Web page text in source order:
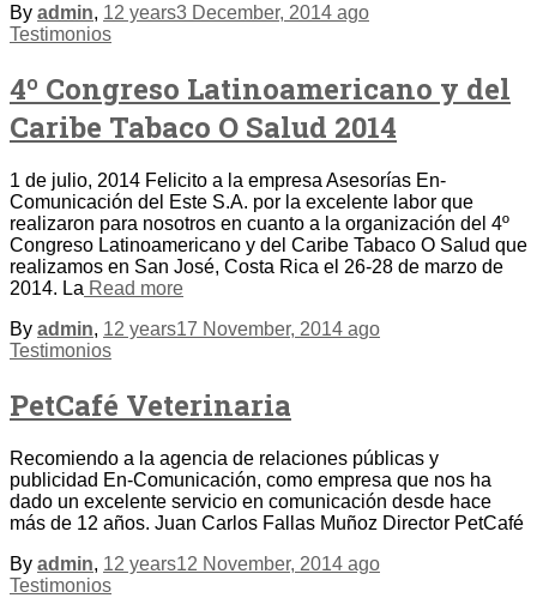
By admin, 12 years3 December, 2014 ago
Testimonios
4º Congreso Latinoamericano y del
Caribe Tabaco O Salud 2014
1 de julio, 2014 Felicito a la empresa Asesorías En-
Comunicación del Este S.A. por la excelente labor que
realizaron para nosotros en cuanto a la organización del 4º
Congreso Latinoamericano y del Caribe Tabaco O Salud que
realizamos en San José, Costa Rica el 26-28 de marzo de
2014. La Read more
By admin, 12 years17 November, 2014 ago
Testimonios
PetCafé Veterinaria
Recomiendo a la agencia de relaciones públicas y
publicidad En-Comunicación, como empresa que nos ha
dado un excelente servicio en comunicación desde hace
más de 12 años. Juan Carlos Fallas Muñoz Director PetCafé
By admin, 12 years12 November, 2014 ago
Testimonios